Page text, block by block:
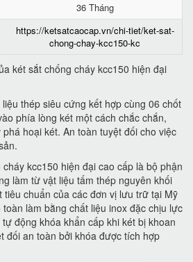
36 Tháng
https://ketsatcaocap.vn/chi-tiet/ket-sat-
chong-chay-kcc150-kc
két sắt chống cháy kcc150 hiện đại
thép siêu cứng kết hợp cùng 06 chốt
phía lòng két một cách chắc chắn,
hoại két. An toàn tuyệt đối cho việc
kcc150 hiện đại cao cấp là bộ phận
làm từ vật liệu tấm thép nguyên khối
tiêu chuẩn của các đơn vị lưu trữ tại Mỹ
làm bằng chất liệu inox đặc chịu lực
động khóa khẩn cấp khi két bị khoan
đối an toàn bởi khóa được tích hợp